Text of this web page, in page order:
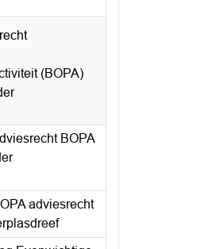
(BOPA)
BOPA
adviesrecht